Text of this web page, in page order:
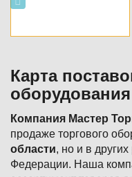
Карта
оборудования
Компания Мастер
продаже торгового
области, но и в
Федерации. Наша